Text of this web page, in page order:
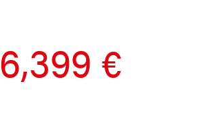
6,399 €